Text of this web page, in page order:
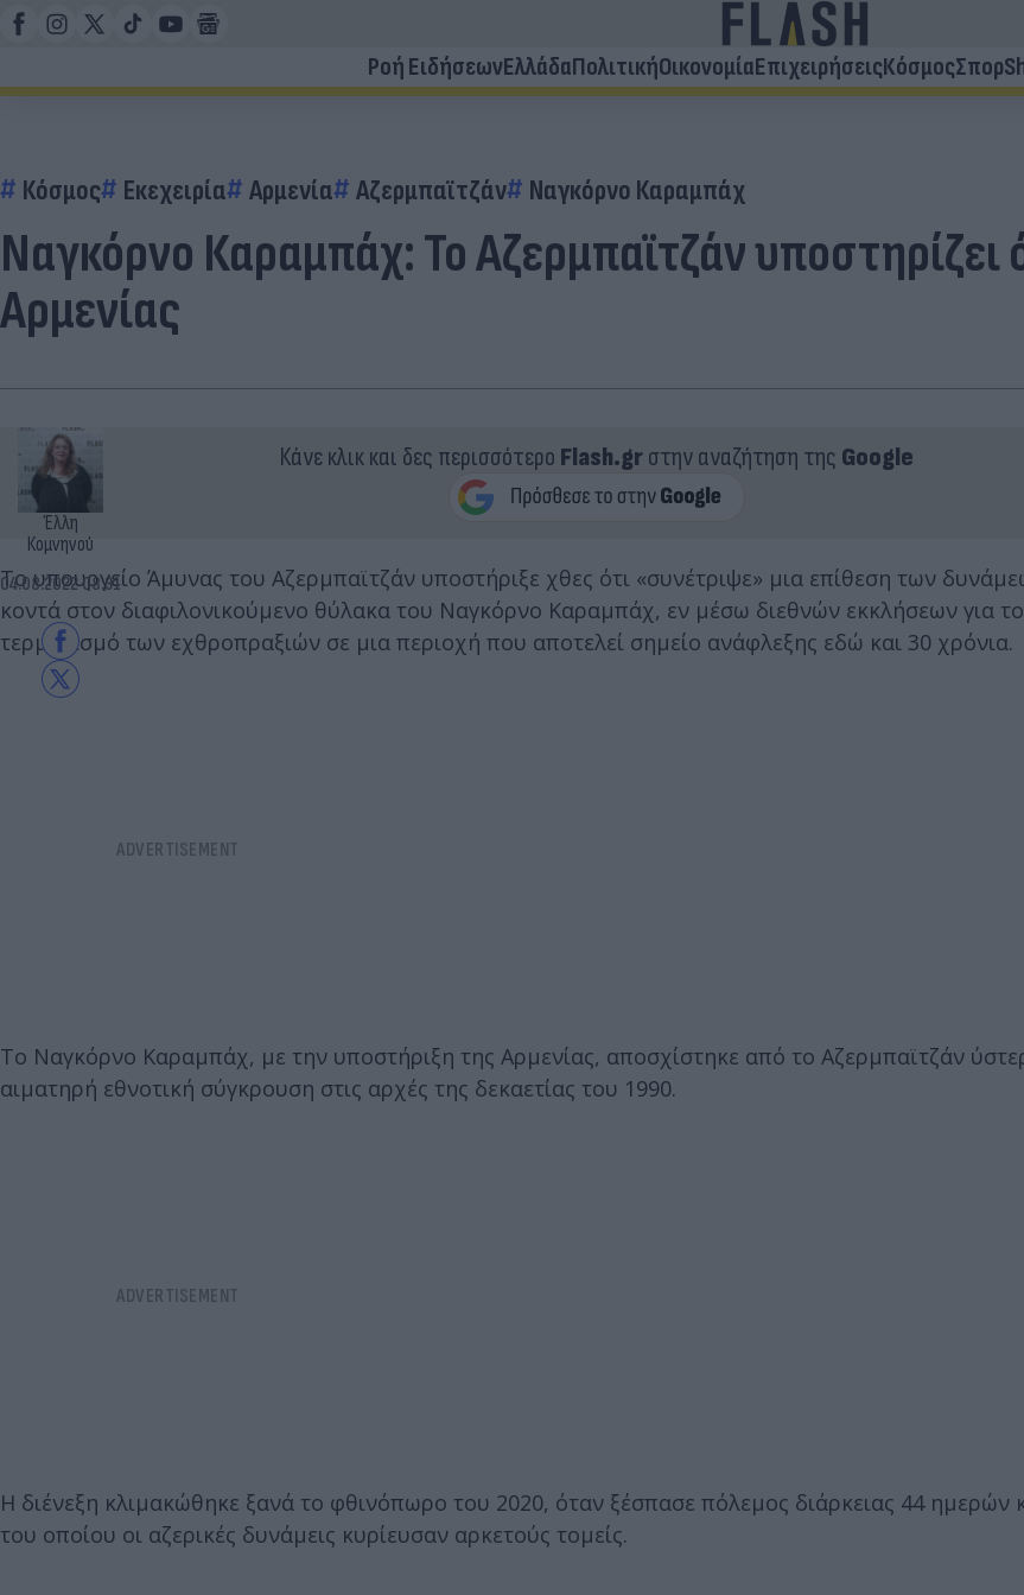
Ροή ΕιδήσεωνΕλλάδαΠολιτικήΟικονομίαΕπιχειρήσειςΚόσμοςΣπορ
Κόσμος Εκεχειρία Αρμενία Αζερμπαϊτζάν Ναγκόρνο Καραμπάχ
Ναγκόρνο Καραμπάχ: Το Αζερμπαϊτζάν υποστηρίζει
Αρμενίας
Έλλη
Κομνηνού
04.08.2022 08:31
Κάνε κλικ και δες περισσότερο Flash.grστην αναζήτηση της Google
Το υπουργείο Άμυνας του Αζερμπαϊτζάν υποστήριξε χθες ότι «συνέτριψε» μια επίθεση των
κοντά στον διαφιλονικούμενο θύλακα του Ναγκόρνο Καραμπάχ, εν μέσω διεθνών εκκλήσεων για
τερματισμό των εχθροπραξιών σε μια περιοχή που αποτελεί σημείο ανάφλεξης εδώ και 30 χρόνια.
Το Ναγκόρνο Καραμπάχ, με την υποστήριξη της Αρμενίας, αποσχίστηκε από το Αζερμπαϊτζάν
αιματηρή εθνοτική σύγκρουση στις αρχές της δεκαετίας του 1990.
Η διένεξη κλιμακώθηκε ξανά το φθινόπωρο του 2020, όταν ξέσπασε πόλεμος διάρκειας 44 ημερών
του οποίου οι αζερικές δυνάμεις κυρίευσαν αρκετούς τομείς.